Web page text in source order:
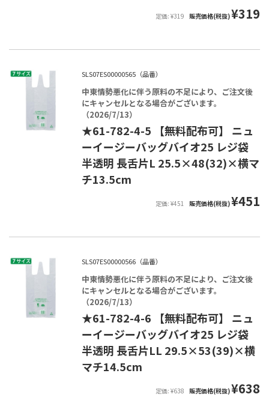
定価: ¥319 販売価格(税抜)¥319
SLS07ES00000565（品番）
中東情勢悪化に伴う原料の不足により、ご注文後
にキャンセルとなる場合がございます。
（2026/7/13）
★61-782-4-5 【無料配布可】 ニュ
ーイージーバッグバイオ25 レジ袋
半透明 長舌片L 25.5×48(32)×横マ
チ13.5cm
定価: ¥451 販売価格(税抜)¥451
SLS07ES00000566（品番）
中東情勢悪化に伴う原料の不足により、ご注文後
にキャンセルとなる場合がございます。
（2026/7/13）
★61-782-4-6 【無料配布可】 ニュ
ーイージーバッグバイオ25 レジ袋
半透明 長舌片LL 29.5×53(39)×横
マチ14.5cm
定価: ¥638 販売価格(税抜)¥638